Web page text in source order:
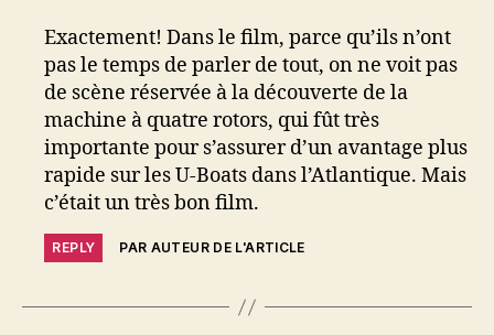
Exactement! Dans le film, parce qu’ils n’ont
pas le temps de parler de tout, on ne voit pas
de scène réservée à la découverte de la
machine à quatre rotors, qui fût très
importante pour s’assurer d’un avantage plus
rapide sur les U-Boats dans l’Atlantique. Mais
c’était un très bon film.
REPLY PAR AUTEUR DE L'ARTICLE